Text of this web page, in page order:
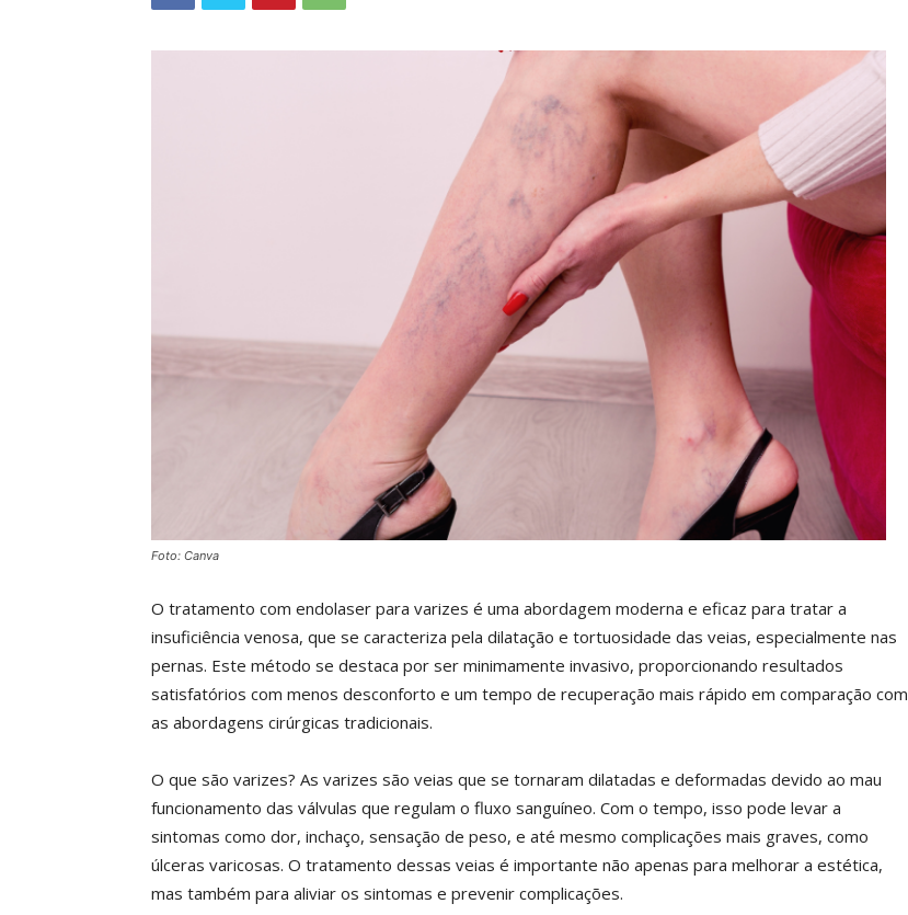
Foto: Canva
O tratamento com endolaser para varizes é uma abordagem moderna e eficaz para tratar a
insuficiência venosa, que se caracteriza pela dilatação e tortuosidade das veias, especialmente nas
pernas. Este método se destaca por ser minimamente invasivo, proporcionando resultados
satisfatórios com menos desconforto e um tempo de recuperação mais rápido em comparação com
as abordagens cirúrgicas tradicionais.
O que são varizes? As varizes são veias que se tornaram dilatadas e deformadas devido ao mau
funcionamento das válvulas que regulam o fluxo sanguíneo. Com o tempo, isso pode levar a
sintomas como dor, inchaço, sensação de peso, e até mesmo complicações mais graves, como
úlceras varicosas. O tratamento dessas veias é importante não apenas para melhorar a estética,
mas também para aliviar os sintomas e prevenir complicações.